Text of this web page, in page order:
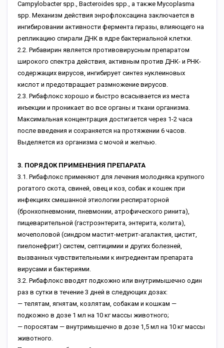
Campylobacter spp., Bacteroides spp., а также Mycoplasma
spp. Механизм действия энрофлоксацина заключается в
ингибировании активности фермента гиразы, влияющего на
репликацию спирали ДНК в ядре бактериальной клетки.
2.2. Рибавирин является противовирусным препаратом
широкого спектра действия, активным против ДНК- и РНК-
содержащих вирусов, ингибирует синтез нуклеиновых
кислот и предотвращает размножение вирусов.
2.3. Рибафлокс хорошо и быстро всасывается из места
инъекции и проникает во все органы и ткани организма.
Максимальная концентрация достигается через 1-2 часа
после введения и сохраняется на протяжении 6 часов.
Выделяется из организма с мочой и желчью.
3. ПОРЯДОК ПРИМЕНЕНИЯ ПРЕПАРАТА
3.1. Рибафлокс применяют для лечения молодняка крупного
рогатого скота, свиней, овец и коз, собак и кошек при
инфекциях смешанной этиологии респираторной
(бронхопневмонии, пневмонии, атрофического ринита),
пищеварительной (гастроэнтерита, энтерита, колита),
мочеполовой (синдром мастит-метрит-агалактия, цистит,
пиелонефрит) систем, септицимии и других болезней,
вызванных чувствительными к ингредиентам препарата
вирусами и бактериями.
3.2. Рибафлокс вводят подкожно или внутримышечно один
раз в сутки в течение 3 дней в следующих дозах:
— телятам, ягнятам, козлятам, собакам и кошкам —
подкожно в дозе 1 мл на 10 кг массы животного;
— поросятам — внутримышечно в дозе 1,5 мл на 10 кг массы
животного.